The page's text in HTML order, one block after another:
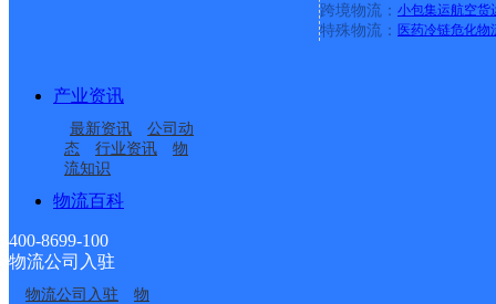
跨境物流： 小包集运航空货
特殊物流： 医药冷链危化物
产业资讯
最新资讯
公司动
态
行业资讯
物
流知识
物流百科
400-8699-100
物流公司入驻
物流公司入驻
物
圆通速递 更多号码
派送范围:县城内
汾西县